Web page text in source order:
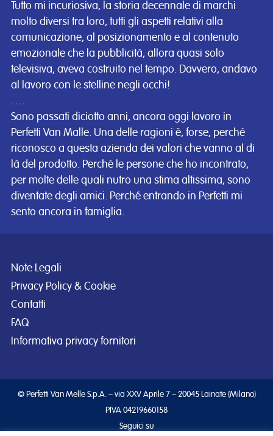
Tutto mi incuriosiva, la storia decennale di marchi
molto diversi tra loro, tutti gli aspetti relativi alla
comunicazione, al posizionamento e al contenuto
emozionale che la pubblicità, allora quasi solo
televisiva, aveva costruito nel tempo. Davvero, andavo
al lavoro con le stelline negli occhi!
….
Sono passati diciotto anni, ancora oggi lavoro in
Perfetti Van Malle. Una delle ragioni è, forse, perché
riconosco a questa azienda dei valori che vanno al di
là del prodotto. Perché le persone che ho incontrato,
per molte delle quali nutro una stima altissima, sono
diventate degli amici. Perché entrando in Perfetti mi
sento ancora in famiglia.
Note Legali
Privacy Policy & Cookie
Contatti
FAQ
Informativa privacy fornitori
© Perfetti Van Melle S.p.A. – via XXV Aprile 7 – 20045 Lainate (Milano)
PIVA 04219660158
Seguici su